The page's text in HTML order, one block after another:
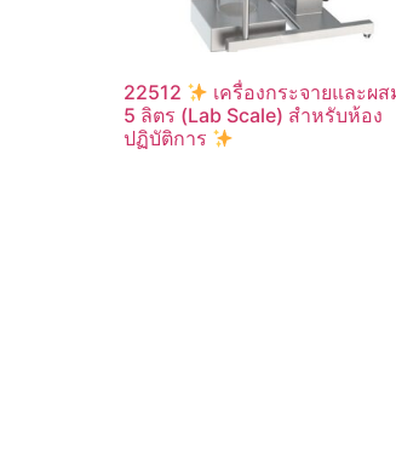
22512
เครื่องกระจายและผ
5 ลิตร (Lab Scale) สำหรับห้อง
ปฏิบัติการ